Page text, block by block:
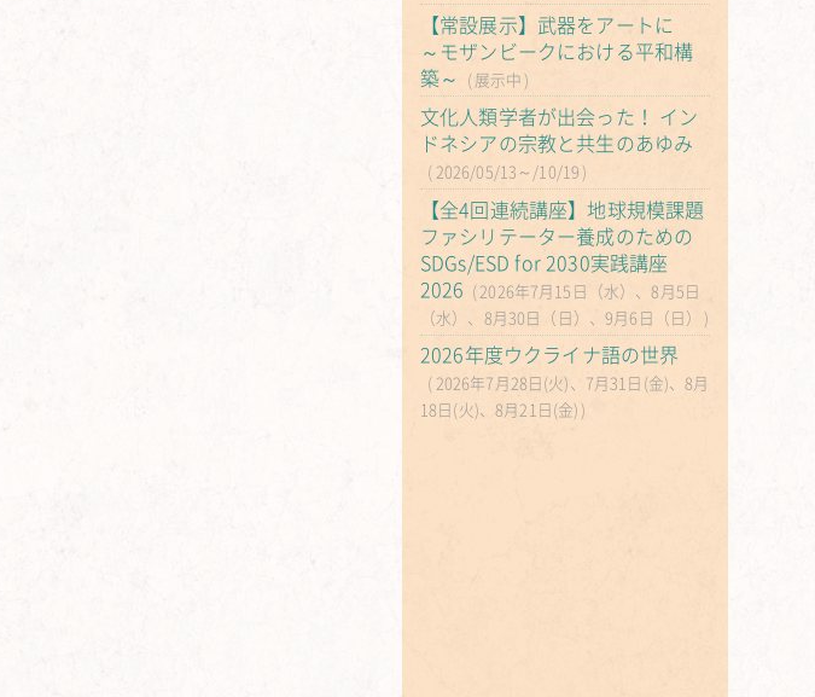
【常設展示】武器をアートに
～モザンビークにおける平和構
築～
展示中
文化人類学者が出会った！ イン
ドネシアの宗教と共生のあゆみ
2026/05/13～/10/19
【全4回連続講座】地球規模課題
ファシリテーター養成のための
SDGs/ESD for 2030実践講座
2026
2026年7月15日（水）、8月5日
（水）、8月30日（日）、9月6日（日）
2026年度ウクライナ語の世界
2026年7月28日(火)、7月31日(金)、8月
18日(火)、8月21日(金)